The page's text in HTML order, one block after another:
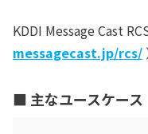
KDDI Message Cast
messagecast.jp/rcs/
■ 主なユースケース